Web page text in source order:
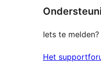
Iets te
Het